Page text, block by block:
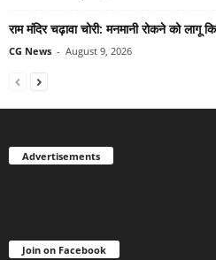
राम मंदिर चढ़ावा चोरी: मनमानी रोकने को लागू
CG News - August 9, 2026
Advertisements
Join on Facebook